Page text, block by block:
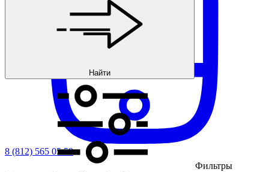
8 (812) 565 05 59
Найти
Фильтры